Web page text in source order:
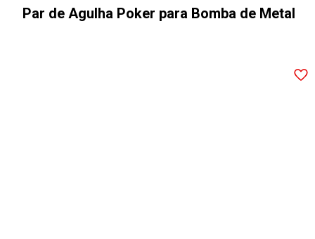
Par de Agulha Poker para Bomba de Metal